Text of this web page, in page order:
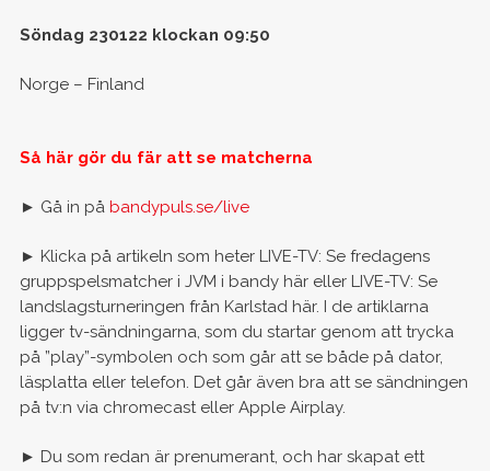
Söndag 230122 klockan 09:50
Norge – Finland
Så här gör du fär att se matcherna
► Gå in på bandypuls.se/live
► Klicka på artikeln som heter LIVE-TV: Se fredagens
gruppspelsmatcher i JVM i bandy här eller LIVE-TV: Se
landslagsturneringen från Karlstad här. I de artiklarna
ligger tv-sändningarna, som du startar genom att trycka
på ”play”-symbolen och som går att se både på dator,
läsplatta eller telefon. Det går även bra att se sändningen
på tv:n via chromecast eller Apple Airplay.
► Du som redan är prenumerant, och har skapat ett